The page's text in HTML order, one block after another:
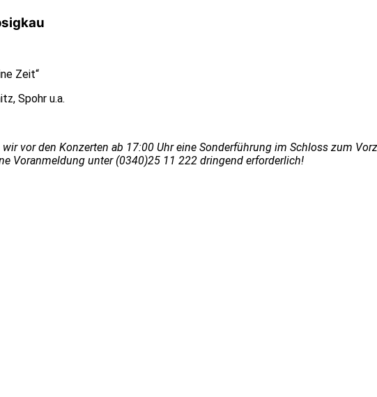
Zeit“
Spohr u.a.
vor den Konzerten ab 17:00 Uhr eine Sonderführung im Schloss zum
Voranmeldung unter (0340)25 11 222 dringend erforderlich!